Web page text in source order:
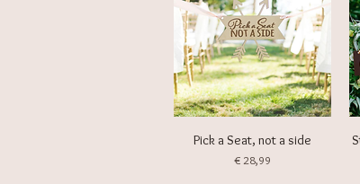
Pick a Seat, not a side
Prijs
€ 28,99